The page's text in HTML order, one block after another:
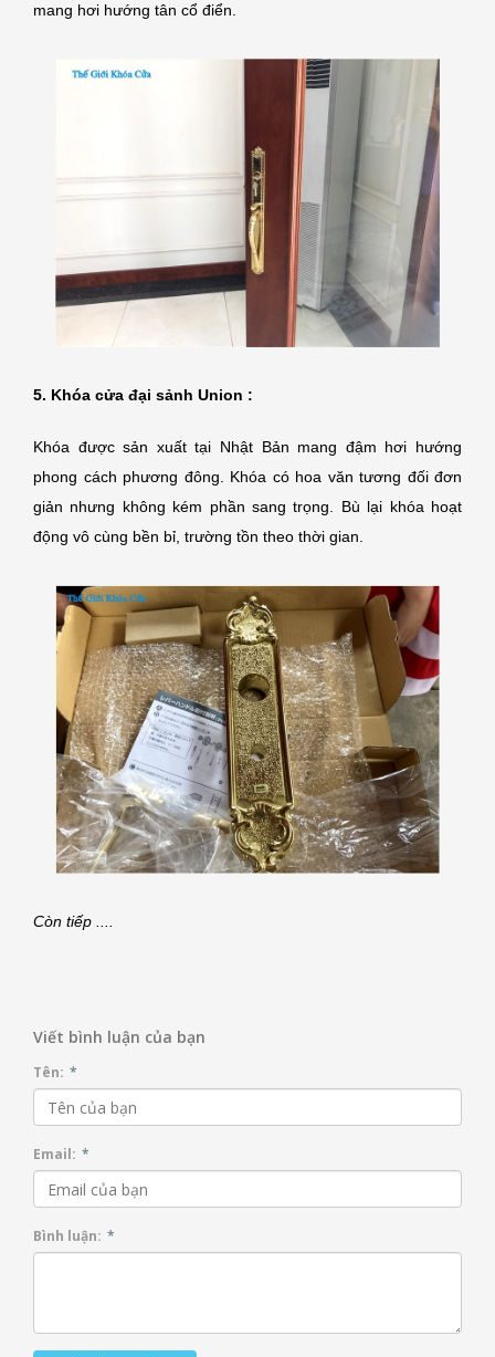
mang hơi hướng tân cổ điển.
5. Khóa cửa đại sảnh Union :
Khóa được sản xuất tại Nhật Bản mang đậm hơi hướng
phong cách phương đông. Khóa có hoa văn tương đối đơn
giản nhưng không kém phần sang trọng. Bù lại khóa hoạt
động vô cùng bền bỉ, trường tồn theo thời gian.
Còn tiếp ....
Viết bình luận của bạn
Tên: *
Email: *
Bình luận: *